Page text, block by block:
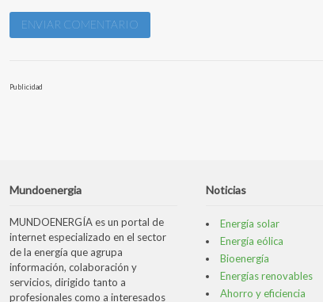
Publicidad
Mundoenergia
MUNDOENERGÍA es un portal de
internet especializado en el sector
de la energía que agrupa
información, colaboración y
servicios, dirigido tanto a
profesionales como a interesados
Noticias
Energía solar
Energía eólica
Bioenergía
Energías renovables
Ahorro y eficiencia